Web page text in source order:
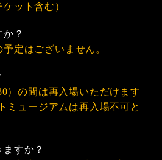
ット含む）
？
定はございません。
）の間は再入場いただけます
ミュージアムは再入場不可と
すか？